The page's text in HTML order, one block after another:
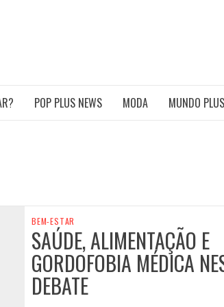
POP PLUS NEWS MODA MUNDO
BEM-ESTAR
SAÚDE, ALIMENTAÇÃO E
GORDOFOBIA MÉDICA
DEBATE